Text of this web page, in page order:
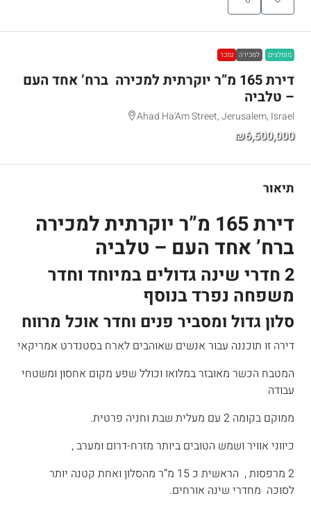
מומלצים למכירה נמכר
דירת 165 מ”ר יוקרתית למכירה ברח’ אחד העם
– טלביה
Ahad Ha'Am Street, Jerusalem, Israel
₪6,500,000
תיאור
דירת 165 מ”ר יוקרתית למכירה
ברח’ אחד העם – טלביה
2 חדרי שינה גדולים במיוחד וחדר
משפחה נפרד בנוסף
סלון גדול ומסביר פנים וחדר אוכל מרווח
דירה זו תוכננה עבור אנשים שאוהבים לארח בסטנדרט אמריקאי
המטבח הכשר מאובזר במלואו וכולל שפע מקום אחסון ומשטחי
עבודה
ממוקם בקומה 2 עם מעלית שבת וחניה פרטית.
כיווני אוויר ושמש הטובים ביותר מזרח-דרום ומערב ,
2 מרפסות , הראשית כ 15 מ”ר מהסלון ואחת קטנה יותר
לסוכה מחדרי שינה אורחים.